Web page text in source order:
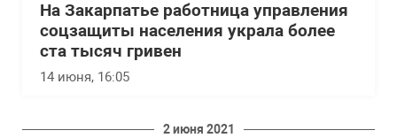
На Закарпатье работница управления
соцзащиты населения украла более
ста тысяч гривен
14 июня, 16:05
2 июня 2021